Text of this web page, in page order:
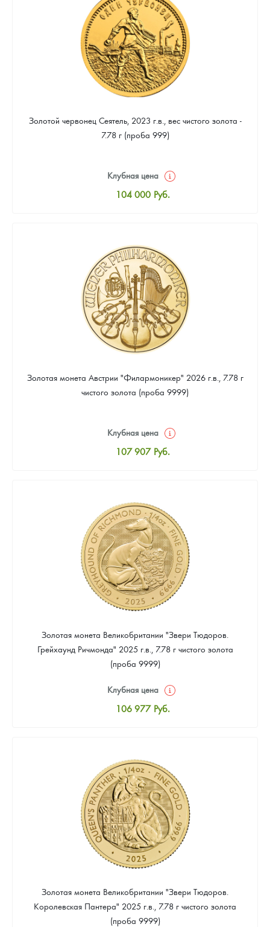
93 953 Руб.
Золотой червонец Сеятель, 2023 г.в., вес чистого золота -
7.78 г (проба 999)
Клубная цена
104 000 Руб.
Цена выкупа
93 953 Руб.
Золотая монета Австрии "Филармоникер" 2026 г.в., 7.78 г
чистого золота (проба 9999)
Клубная цена
107 907 Руб.
Цена выкупа
97 674 Руб.
Золотая монета Великобритании "Звери Тюдоров.
Грейхаунд Ричмонда" 2025 г.в., 7.78 г чистого золота
(проба 9999)
Клубная цена
106 977 Руб.
Цена выкупа
Звоните
Золотая монета Великобритании "Звери Тюдоров.
Королевская Пантера" 2025 г.в., 7.78 г чистого золота
(проба 9999)